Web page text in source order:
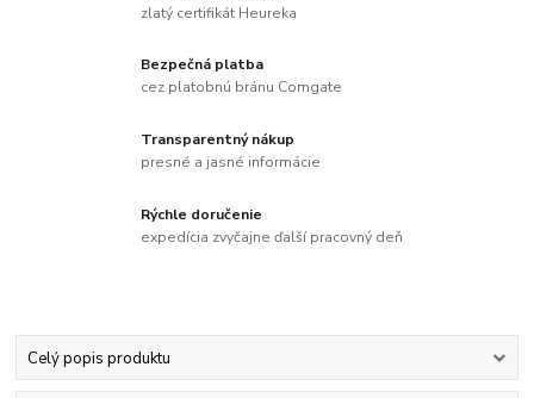
zlatý certifikát Heureka
Bezpečná platba
cez platobnú bránu Comgate
Transparentný nákup
presné a jasné informácie
Rýchle doručenie
expedícia zvyčajne ďalší pracovný deň
Celý popis produktu